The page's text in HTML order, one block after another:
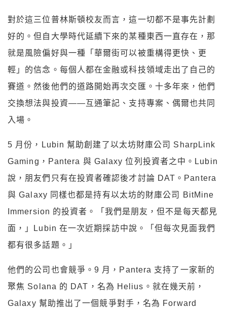
對於這三位普林斯頓校友而言，這一切都不是事先計劃
好的。但自大學時代延續下來的某種東西一直存在，那
就是風險偏好與一種「華爾街可以被重構得更快、更
輕」的信念。每個人都在金融或科技領域走出了自己的
賽道。然後他們的道路開始再次交匯。十多年來，他們
交換想法與投資——互通筆記、支持專案、偶爾也共同
入場。
5 月份，Lubin 幫助創建了以太坊財庫公司 SharpLink
Gaming，Pantera 與 Galaxy 位列投資者之中。Lubin
說，朋友們只有在投資者確認後才討論 DAT。Pantera
與 Galaxy 同樣也都是持有以太坊的財庫公司 BitMine
Immersion 的投資者。「我們是朋友，但不是每天都見
面，」Lubin 在一次近期採訪中說。「但每次見面我們
都有很多話題。」
他們的公司也會競爭。9 月，Pantera 支持了一家新的
聚焦 Solana 的 DAT，名為 Helius。就在幾天前，
Galaxy 幫助推出了一個競爭對手，名為 Forward